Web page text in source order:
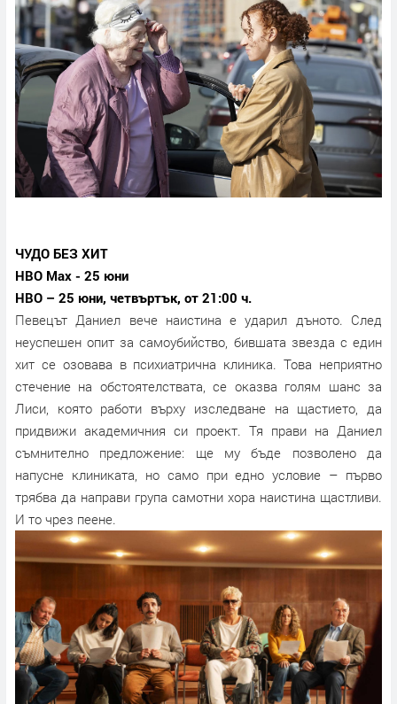
ЧУДО БЕЗ ХИТ
HBO Max - 25 юни
HBO – 25 юни, четвъртък, от 21:00 ч.
Певецът Даниел вече наистина е ударил дъното. След
неуспешен опит за самоубийство, бившата звезда с един
хит се озовава в психиатрична клиника. Това неприятно
стечение на обстоятелствата, се оказва голям шанс за
Лиси, която работи върху изследване на щастието, да
придвижи академичния си проект. Тя прави на Даниел
съмнително предложение: ще му бъде позволено да
напусне клиниката, но само при едно условие – първо
трябва да направи група самотни хора наистина щастливи.
И то чрез пеене.